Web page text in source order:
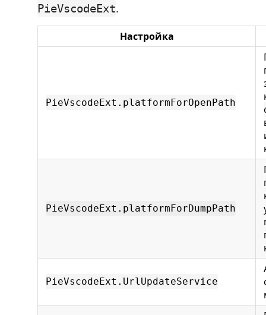
PieVscodeExt.
Настройка
PieVscodeExt.platformForOpenPath
PieVscodeExt.platformForDumpPath
PieVscodeExt.UrlUpdateService